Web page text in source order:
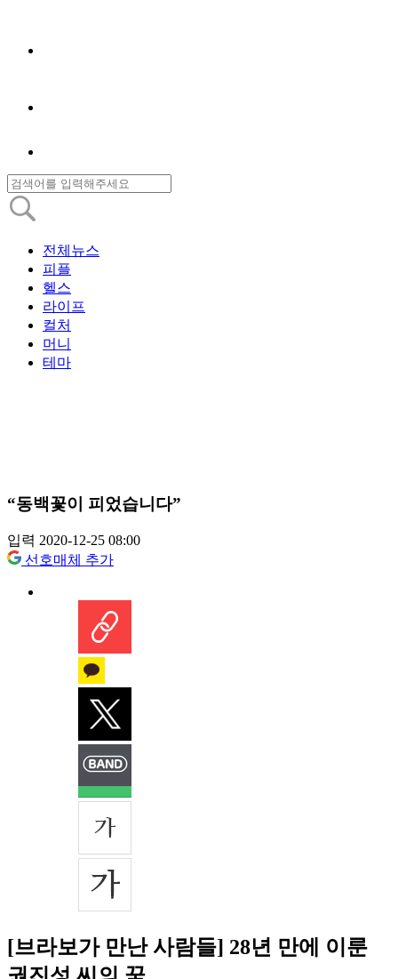
전체뉴스
피플
헬스
라이프
컬처
머니
테마
“동백꽃이 피었습니다”
입력 2020-12-25 08:00
선호매체 추가
[브라보가 만난 사람들] 28년 만에 이룬